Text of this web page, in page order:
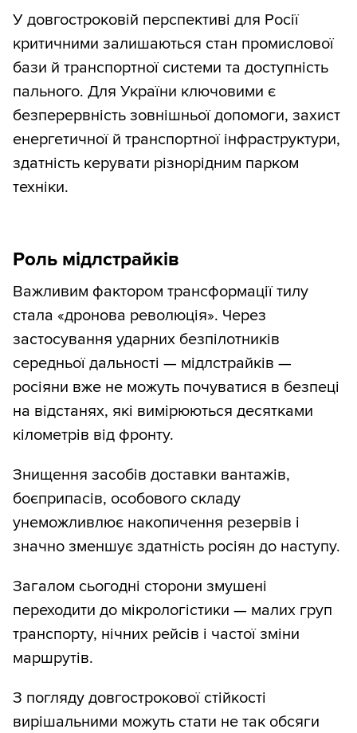
У довгостроковій перспективі для Росії
критичними залишаються стан промислової
бази й транспортної системи та доступність
пального. Для України ключовими є
безперервність зовнішньої допомоги, захист
енергетичної й транспортної інфраструктури,
здатність керувати різнорідним парком
техніки.
Роль мідлстрайків
Важливим фактором трансформації тилу
стала «дронова революція». Через
застосування ударних безпілотників
середньої дальності — мідлстрайків —
росіяни вже не можуть почуватися в безпеці
на відстанях, які вимірюються десятками
кілометрів від фронту.
Знищення засобів доставки вантажів,
боєприпасів, особового складу
унеможливлює накопичення резервів і
значно зменшує здатність росіян до наступу.
Загалом сьогодні сторони змушені
переходити до мікрологістики — малих груп
транспорту, нічних рейсів і частої зміни
маршрутів.
З погляду довгострокової стійкості
вирішальними можуть стати не так обсяги